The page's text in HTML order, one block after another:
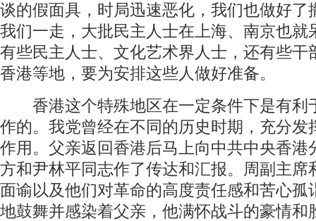
谈的假面具，时局迅速恶化，我们也做好了
我们一走，大批民主人士在上海、南京也就
有些民主人士、文化艺术界人士，还有些干
香港等地，要为安排这些人做好准备。
香港这个特殊地区在一定条件下是有利
作的。我党曾经在不同的历史时期，充分发
作用。父亲返回香港后马上向中共中央香港
方和尹林平同志作了传达和汇报。周副主席
面谕以及他们对革命的高度责任感和苦心孤
地鼓舞并感染着父亲，他满怀战斗的豪情和